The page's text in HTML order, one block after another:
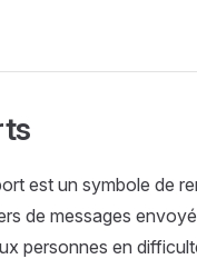
est un symbole de
de messages
personnes en